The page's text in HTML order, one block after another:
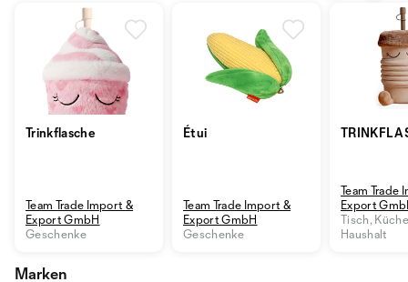
Trinkflasche
Team Trade Import &
Export GmbH
Geschenke
Étui
Team Trade Import &
Export GmbH
Geschenke
Team Trade
Export
Tisch,
Haushalt
Marken